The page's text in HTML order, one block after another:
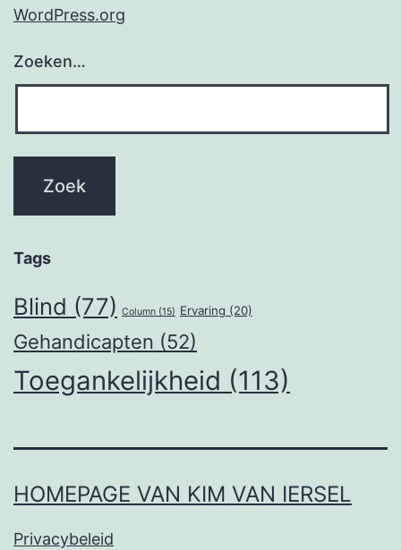
WordPress.org
Zoeken…
Tags
Blind (77) Column (15) Ervaring (20)
Gehandicapten (52)
Toegankelijkheid (113)
HOMEPAGE VAN KIM VAN IERSEL
Privacybeleid